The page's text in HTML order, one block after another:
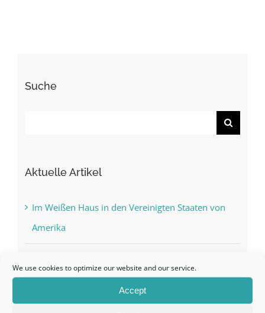
We use cookies to optimize our website and our service.
Accept
Suche
Aktuelle Artikel
Im Weißen Haus in den Vereinigten Staaten von
Amerika
Ehre, Seine Königliche Hoheit Scheich Saeed bin